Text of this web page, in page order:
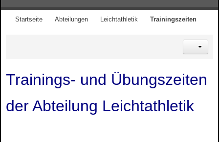
Startseite Abteilungen Leichtathletik Trainingszeiten
Trainings- und Übungszeiten
der Abteilung Leichtathletik